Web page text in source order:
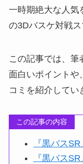
一時期絶大な人気
の3Dバスケ対戦ス
この記事では、筆
面白いポイントや
コミを紹介してい
この記事の内容
『黒バス
『黒バス